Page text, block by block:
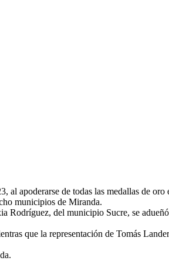
apoderarse de todas las medallas de oro
municipios de Miranda.
del municipio Sucre, se
que la representación de Tomás